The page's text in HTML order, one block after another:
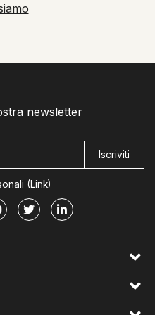
newsletter
Iscriviti
(Link)